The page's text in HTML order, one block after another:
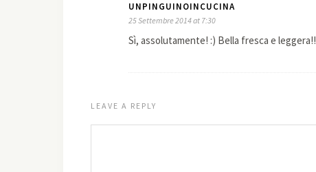
UNPINGUINOINCUCINA
25 Settembre 2014 at 7:30
Sì, assolutamente! :) Bella fresca e leggera!!
LEAVE A REPLY